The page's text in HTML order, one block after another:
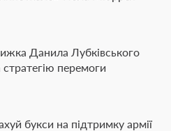
Данила Лубківського
стратегію перемоги
букси на підтримку армії